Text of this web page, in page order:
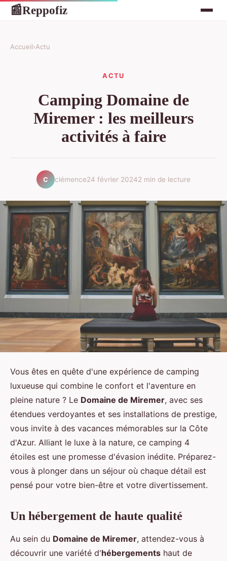
📰Reppofiz
Accueil›Actu
ACTU
Camping Domaine de
Miremer : les meilleurs
activités à faire
C clémence24 février 20242 min de lecture
Vous êtes en quête d'une expérience de camping
luxueuse qui combine le confort et l'aventure en
pleine nature ? Le Domaine de Miremer, avec ses
étendues verdoyantes et ses installations de prestige,
vous invite à des vacances mémorables sur la Côte
d'Azur. Alliant le luxe à la nature, ce camping 4
étoiles est une promesse d'évasion inédite. Préparez-
vous à plonger dans un séjour où chaque détail est
pensé pour votre bien-être et votre divertissement.
Un hébergement de haute qualité
Au sein du Domaine de Miremer, attendez-vous à
découvrir une variété d'hébergements haut de